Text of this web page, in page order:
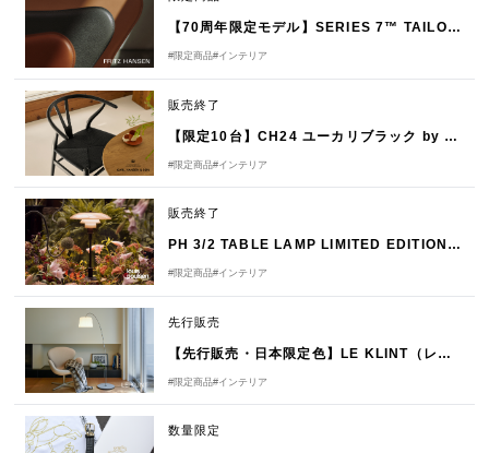
【70周年限定モデル】SERIES 7™ TAILORED（テーラード）by FRITZ HANSEN（フリッツ・ハンセン）
#限定商品#インテリア
販売終了
【限定10台】CH24 ユーカリブラック by CARL HANSEN＆SØN（カール・ハンセン＆サン）
#限定商品#インテリア
販売終了
PH 3/2 TABLE LAMP LIMITED EDITION 2025
#限定商品#インテリア
先行販売
【先行販売・日本限定色】LE KLINT（レ・クリント）スノードロップ発売のお知らせ
#限定商品#インテリア
数量限定